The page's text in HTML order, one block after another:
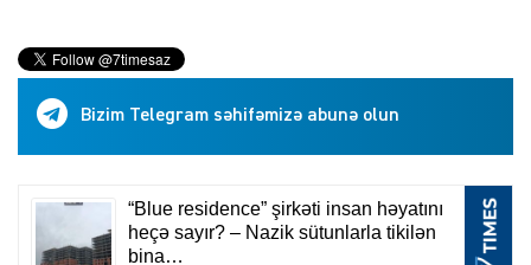
Bizim Telegram səhifəmizə abunə olun